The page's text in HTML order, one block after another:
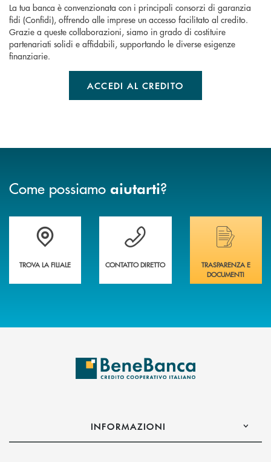
La tua banca è convenzionata con i principali consorzi di garanzia
fidi (Confidi), offrendo alle imprese un accesso facilitato al credito.
Grazie a queste collaborazioni, siamo in grado di costituire
partenariati solidi e affidabili, supportando le diverse esigenze
finanziarie.
ACCEDI AL CREDITO
Come possiamo aiutarti?
Trova la filiale più vicina a te&nbsp;
TROVA LA FILIALE
Hai bisogno di assistenza immediata?
CONTATTO DIRETTO
Hai bisogno di
TRASPARENZA E
DOCUMENTI
INFORMAZIONI